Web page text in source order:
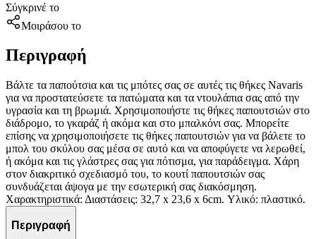
Σύγκρινέ το
Μοιράσου το
Περιγραφή
Βάλτε τα παπούτσια και τις μπότες σας σε αυτές τις θήκες Navaris
για να προστατεύσετε τα πατώματα και τα ντουλάπια σας από την
υγρασία και τη βρωμιά. Χρησιμοποιήστε τις θήκες παπουτσιών στο
διάδρομο, το γκαράζ ή ακόμα και στο μπαλκόνι σας. Μπορείτε
επίσης να χρησιμοποιήσετε τις θήκες παπουτσιών για να βάλετε το
μπολ του σκύλου σας μέσα σε αυτό και να αποφύγετε να λερωθεί,
ή ακόμα και τις γλάστρες σας για πότισμα, για παράδειγμα. Χάρη
στον διακριτικό σχεδιασμό του, το κουτί παπουτσιών σας
συνδυάζεται άψογα με την εσωτερική σας διακόσμηση.
Χαρακτηριστικά: Διαστάσεις: 32,7 x 23,6 x 6cm. Υλικό: πλαστικό.
Περιγραφή